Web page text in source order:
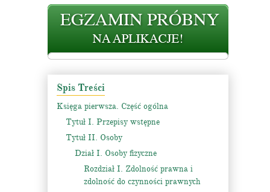
Spis Treści
Księga pierwsza. Część ogólna
Tytuł I. Przepisy wstępne
Tytuł II. Osoby
Dział I. Osoby fizyczne
Rozdział I. Zdolność prawna i
zdolność do czynności prawnych